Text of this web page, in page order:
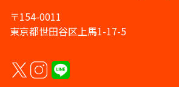
〒154-0011
東京都世田谷区上馬1-17-5